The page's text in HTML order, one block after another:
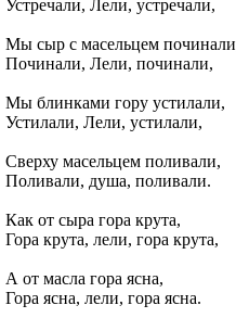
Устречали, Лели, устречали,
Мы сыр с масельцем
Починали, Лели, починали,
Мы блинками гору устилали,
Устилали, Лели, устилали,
Сверху масельцем поливали,
Поливали, душа, поливали.
Как от сыра гора крута,
Гора крута, лели, гора крута,
А от масла гора ясна,
Гора ясна, лели, гора ясна.